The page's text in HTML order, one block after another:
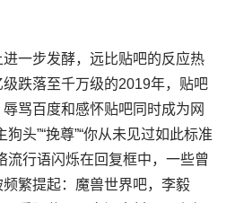
一步发酵，远比贴吧的反应热
跌落至千万级的2019年，贴吧
骂百度和感怀贴吧同时成为网
头”“挽尊”“你从未见过如此标准
流行语闪烁在回复框中，一些曾
繁提起：魔兽世界吧，李毅